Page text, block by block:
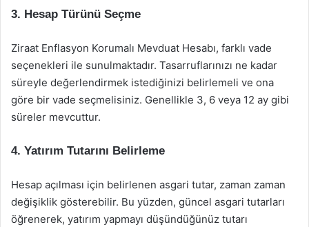
3. Hesap Türünü Seçme
Ziraat Enflasyon Korumalı Mevduat Hesabı, farklı vade
seçenekleri ile sunulmaktadır. Tasarruflarınızı ne kadar
süreyle değerlendirmek istediğinizi belirlemeli ve ona
göre bir vade seçmelisiniz. Genellikle 3, 6 veya 12 ay gibi
süreler mevcuttur.
4. Yatırım Tutarını Belirleme
Hesap açılması için belirlenen asgari tutar, zaman zaman
değişiklik gösterebilir. Bu yüzden, güncel asgari tutarları
öğrenerek, yatırım yapmayı düşündüğünüz tutarı